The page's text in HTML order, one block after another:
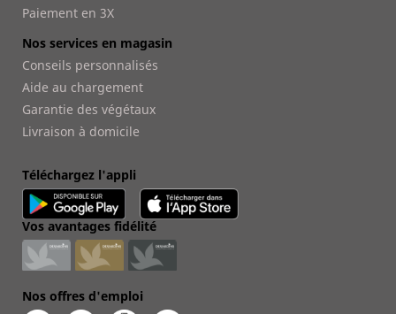
Paiement en 3X
Nos services en magasin
Conseils personnalisés
Aide au chargement
Garantie des végétaux
Livraison à domicile
Téléchargez l'appli
Vos avantages fidélité
Nos offres d'emploi